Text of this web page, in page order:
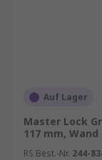
Auf Lager
Master Lock
117 mm, Wand
RS Best.-Nr. 244-